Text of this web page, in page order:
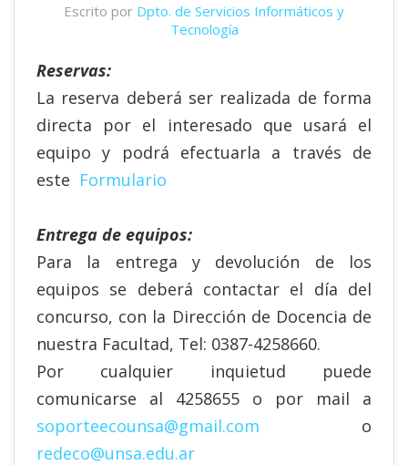
Escrito por Dpto. de Servicios Informáticos y
Tecnología
Reservas:
La reserva deberá ser realizada de forma
directa por el interesado que usará el
equipo y podrá efectuarla a través de
este Formulario
Entrega de equipos:
Para la entrega y devolución de los
equipos se deberá contactar el día del
concurso, con la Dirección de Docencia de
nuestra Facultad, Tel: 0387-4258660.
Por cualquier inquietud puede
comunicarse al 4258655 o por mail a
soporteecounsa@gmail.com o
redeco@unsa.edu.ar